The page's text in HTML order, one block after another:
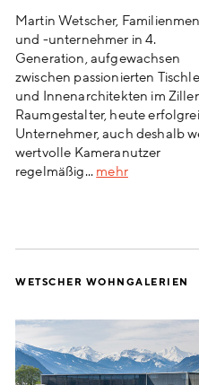
Martin Wetscher,
und -unternehmer in 4.
Generation, aufgewachsen
zwischen passionierten
und Innenarchitekten im
Raumgestalter, heute
Unternehmer, auch deshalb
wertvolle Kameranutzer
regelmäßig... mehr
WETSCHER WOHNGALERIEN